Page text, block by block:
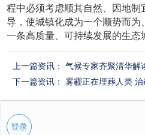
程中必须考虑顺其自然、因地制
导，使城镇化成为一个顺势而
一条高质量、可持续发展的生态
上一篇资讯：气候专家齐聚清华解
下一篇资讯：雾霾正在埋葬人类
登录